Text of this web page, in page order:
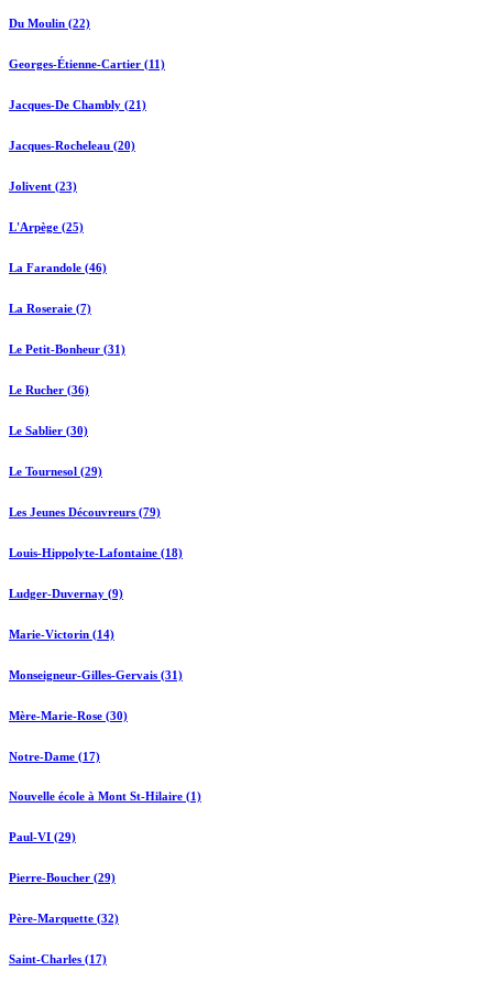
Du Moulin (22)
Georges-Étienne-Cartier (11)
Jacques-De Chambly (21)
Jacques-Rocheleau (20)
Jolivent (23)
L'Arpège (25)
La Farandole (46)
La Roseraie (7)
Le Petit-Bonheur (31)
Le Rucher (36)
Le Sablier (30)
Le Tournesol (29)
Les Jeunes Découvreurs (79)
Louis-Hippolyte-Lafontaine (18)
Ludger-Duvernay (9)
Marie-Victorin (14)
Monseigneur-Gilles-Gervais (31)
Mère-Marie-Rose (30)
Notre-Dame (17)
Nouvelle école à Mont St-Hilaire (1)
Paul-VI (29)
Pierre-Boucher (29)
Père-Marquette (32)
Saint-Charles (17)